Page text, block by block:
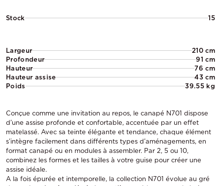
Stock 15
Largeur
210 cm
Profondeur
91 cm
Hauteur
76 cm
Hauteur assise
43 cm
Poids
39.55 kg
Conçue comme une invitation au repos, le canapé N701 dispose
d’une assise profonde et confortable, accentuée par un effet
matelassé. Avec sa teinte élégante et tendance, chaque élément
s’intègre facilement dans différents types d’aménagements, en
format canapé ou en modules à assembler. Par 2, 5 ou 10,
combinez les formes et les tailles à votre guise pour créer une
assise idéale.
A la fois épurée et intemporelle, la collection N701 évolue au gré